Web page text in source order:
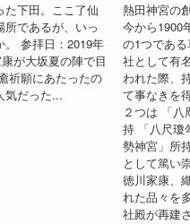
た下田。ここ了仙
であるが、いっ
。 参拝日：2019年
が大坂夏の陣で目
祈願にあたったの
気だった...
熱田神宮の
今から1900
の1つであ
社として有
われた際、
て事なきを
２つは 「
持 「八尺瓊
勢神宮」所
として篤い
徳川家康、
れた品々を
社殿が再建